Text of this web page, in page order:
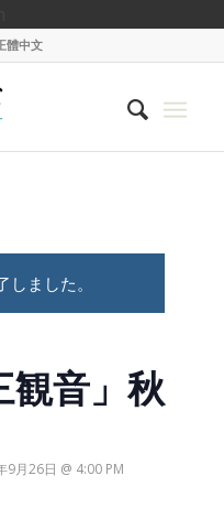
體中文
ました。
観音」秋
9月26日 @ 4:00 PM